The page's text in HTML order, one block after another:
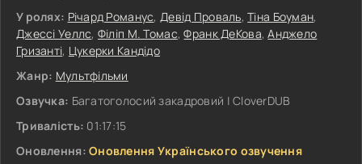
У ролях: Річард Романус,Девід Проваль,Тіна Боуман,
Джессі Уеллс, Філіп М. Томас,Франк ДеКова,Анджело
Гризанті, Цукерки Кандідо
Жанр: Мультфільми
Озвучка: Багатоголосий закадровий | CloverDUB
Тривалість: 01:17:15
Оновлення: Оновлення Українського озвучення